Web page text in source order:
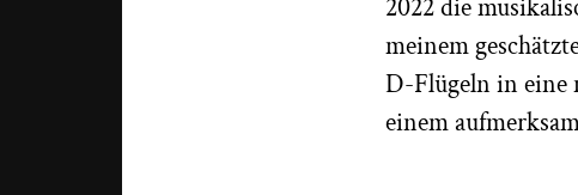
2022 die
meinem
D-Flügeln in eine
einem